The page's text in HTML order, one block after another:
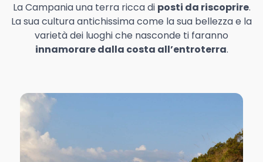
La Campania una terra ricca di posti da riscoprire.
La sua cultura antichissima come la sua bellezza e la
varietà dei luoghi che nasconde ti faranno
innamorare dalla costa all’entroterra.